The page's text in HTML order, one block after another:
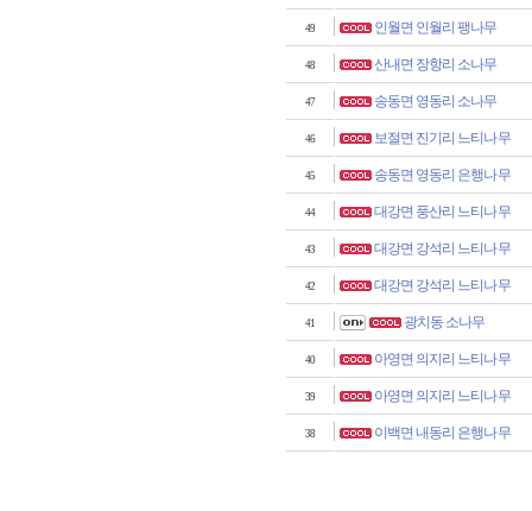
49 인월면 인월리 팽나무
48 산내면 장항리 소나무
47 송동면 영동리 소나무
46 보절면 진기리 느티나무
45 송동면 영동리 은행나무
44 대강면 풍산리 느티나무
43 대강면 강석리 느티나무
42 대강면 강석리 느티나무
41 광치동 소나무
40 아영면 의지리 느티나무
39 아영면 의지리 느티나무
38 이백면 내동리 은행나무